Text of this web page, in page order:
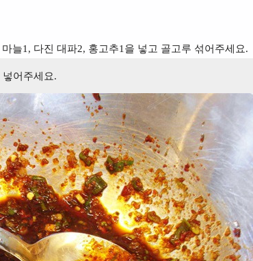
늘1, 다진 대파2, 홍고추1을 넣고 골고루 섞어주세요.
어주세요.